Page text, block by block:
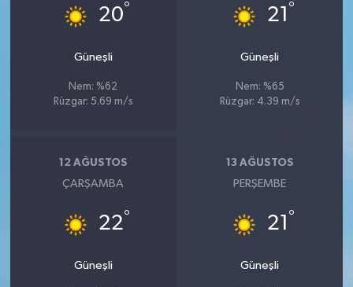
20°
Güneşli
Nem: %62
Rüzgar: 5.69 m/s
21 °
Güneşli
Nem: %65
Rüzgar: 4.39 m/s
12 AĞUSTOS
ÇARŞAMBA
22°
Güneşli
13 AĞUSTOS
PERŞEMBE
21 °
Güneşli